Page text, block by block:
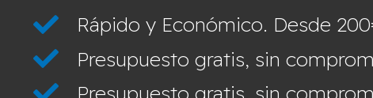
Rápido y Económico. Desde
Presupuesto gratis, sin
Presupuesto gratis, sin